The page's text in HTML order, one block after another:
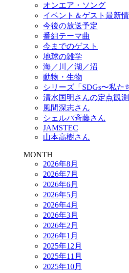
オンエア・ソング
イベント＆ゲスト最新
今後の放送予定
番組テーマ曲
今までのゲスト
地球の雑学
海／川／湖／沼
動物・生物
シリーズ「SDGs〜私た
清水国明さんの定点観測
風間深志さん
シェルパ斉藤さん
JAMSTEC
山本高樹さん
MONTH
2026年8月
2026年7月
2026年6月
2026年5月
2026年4月
2026年3月
2026年2月
2026年1月
2025年12月
2025年11月
2025年10月